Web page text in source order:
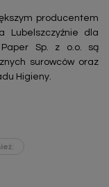
producentem
Lubelszczyźnie dla
Sp. z o.o. są
surowców oraz
Higieny.